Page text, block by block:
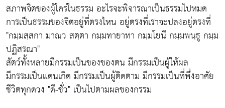
สภาพจิตของผู้ใคร่ในธรรม อะไรจะพิจารณาเป็นธรรมไปหมด
การเป็นธรรมของจิตอยู่ที่ตรงไหน อยู่ตรงที่เราจะปลงอยู่ตรงที่
"กมฺมสฺสกา มาณว สตฺตา กมฺมทายาทา กมฺมโยนี กมฺมพนฺธู กมฺม
ปฏิสรณา"
สัตว์ทั้งหลายมีกรรมเป็นของของตน มีกรรมเป็นผู้ให้ผล
มีกรรมเป็นแดนเกิด มีกรรมเป็นผู้ติดตาม มีกรรมเป็นที่พึ่งอาศัย
ชีวิตทุกดวง "ดี-ชั่ว" เป็นไปตามผลของกรรม